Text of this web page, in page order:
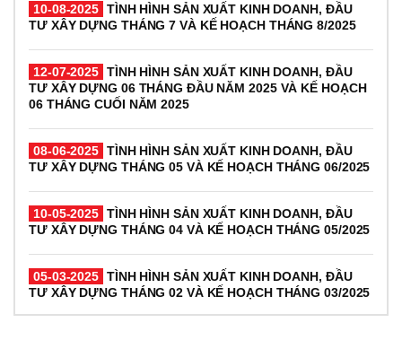
10-08-2025 TÌNH HÌNH SẢN XUẤT KINH DOANH, ĐẦU
TƯ XÂY DỰNG THÁNG 7 VÀ KẾ HOẠCH THÁNG 8/2025
12-07-2025 TÌNH HÌNH SẢN XUẤT KINH DOANH, ĐẦU
TƯ XÂY DỰNG 06 THÁNG ĐẦU NĂM 2025 VÀ KẾ HOẠCH
06 THÁNG CUỐI NĂM 2025
08-06-2025 TÌNH HÌNH SẢN XUẤT KINH DOANH, ĐẦU
TƯ XÂY DỰNG THÁNG 05 VÀ KẾ HOẠCH THÁNG 06/2025
10-05-2025 TÌNH HÌNH SẢN XUẤT KINH DOANH, ĐẦU
TƯ XÂY DỰNG THÁNG 04 VÀ KẾ HOẠCH THÁNG 05/2025
05-03-2025 TÌNH HÌNH SẢN XUẤT KINH DOANH, ĐẦU
TƯ XÂY DỰNG THÁNG 02 VÀ KẾ HOẠCH THÁNG 03/2025